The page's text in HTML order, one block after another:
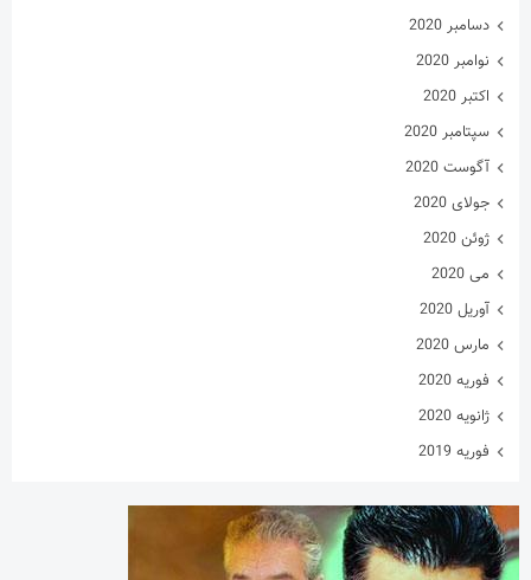
دسامبر 2020
نوامبر 2020
اکتبر 2020
سپتامبر 2020
آگوست 2020
جولای 2020
ژوئن 2020
می 2020
آوریل 2020
مارس 2020
فوریه 2020
ژانویه 2020
فوریه 2019